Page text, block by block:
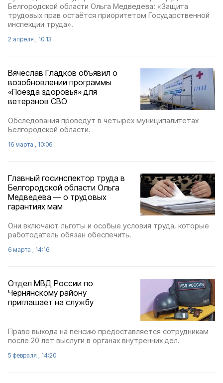
Белгородской области Ольга Медведева: «Защита
трудовых прав остаётся приоритетом Государственной
инспекции труда».
2 апреля , 10:13
Вячеслав Гладков объявил о
возобновлении программы
«Поезда здоровья» для
ветеранов СВО
Обследования проведут в четырёх муниципалитетах
Белгородской области.
16 марта , 10:06
Главный госинспектор труда в
Белгородской области Ольга
Медведева — о трудовых
гарантиях мам
Они включают льготы и особые условия труда, которые
работодатель обязан обеспечить.
6 марта , 14:16
Отдел МВД России по
Чернянскому району
приглашает на службу
Право выхода на пенсию предоставляется сотрудникам
после 20 лет выслуги в органах внутренних дел.
5 февраля , 14:20